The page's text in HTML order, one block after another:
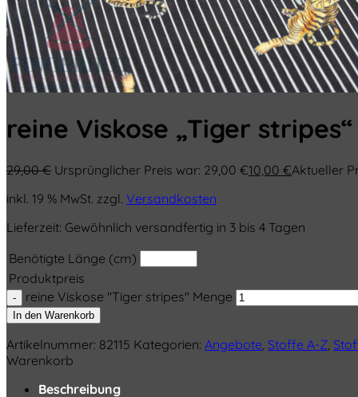
reine Viskose „Tiger stripes“
29,00€ Ursprünglicher Preis war: 29,00 €10,00 €Aktueller
inkl. 19 % MwSt. zzgl. Versandkosten
Lieferzeit: Gewöhnlich versandfertig in 3 bis 4 Tagen
Benötigte Länge (cm)
Produktpreis
reine Viskose "Tiger stripes" Menge
In den Warenkorb
Artikelnummer: 82115 Kategorien: Angebote Stoffe A-Z
Warenkorb
Beschreibung